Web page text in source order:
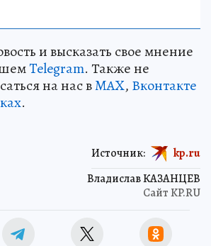
и высказать свое мнение
Telegram. Также не
на нас вMAX, Вконтакте
.
Владислав КАЗАНЦЕВ
Сайт KP.RU
Источник: kp.ru